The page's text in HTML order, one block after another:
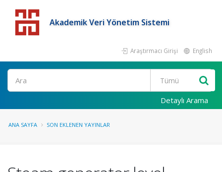
Akademik Veri Yönetim Sistemi
Araştırmacı Girişi English
Detaylı Arama
ANA SAYFA SON EKLENEN YAYINLAR